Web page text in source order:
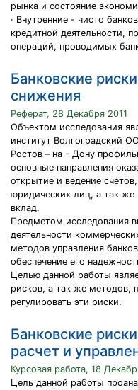
рынка и состояние
· Внутренние - чисто
кредитной деятельности,
операций, проводимых
Банковские
снижения
Реферат, 28 Декабря 2011
Объектом исследования
институт Волгоградский
Ростов – на - Дону
основные направления
открытие и ведение
юридических лиц, а так же
вклад.
Предметом исследования
деятельности
методов управления
обеспечение его
Целью данной работы
рисков, а так же
регулировать эти риски.
Банковские
расчет и
Курсовая работа, 18
Цель данной работы